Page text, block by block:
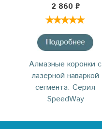
2 860 ₽
Алмазные коронки с
лазерной наваркой
сегмента. Серия
SpeedWay